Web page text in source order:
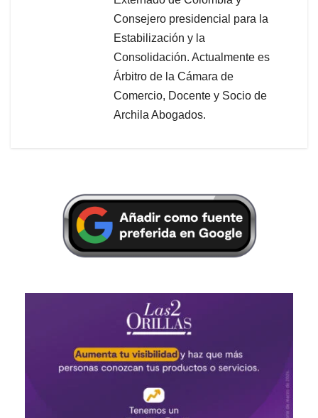
Consejero presidencial para la
Estabilización y la
Consolidación. Actualmente es
Árbitro de la Cámara de
Comercio, Docente y Socio de
Archila Abogados.